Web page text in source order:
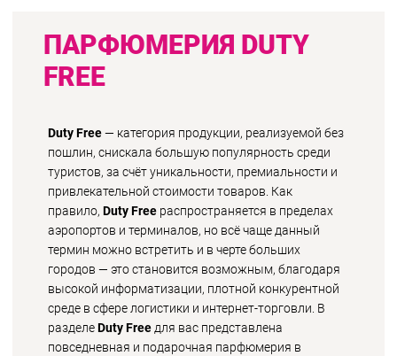
ПАРФЮМЕРИЯ DUTY
FREE
Duty Free— категория продукции, реализуемой без
пошлин, снискала большую популярность среди
туристов, за счёт уникальности, премиальности и
привлекательной стоимости товаров. Как
правило, Duty Free распространяется в пределах
аэропортов и терминалов, но всё чаще данный
термин можно встретить и в черте больших
городов — это становится возможным, благодаря
высокой информатизации, плотной конкурентной
среде в сфере логистики и интернет-торговли. В
разделеDuty Freeдля вас представлена
повседневная и подарочная парфюмерия в